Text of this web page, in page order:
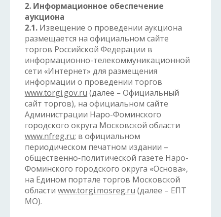
2. Информационное обеспечение
аукциона
2.1. Извещение о проведении аукциона
размещается на официальном сайте
торгов Российской Федерации в
информационно-телекоммуникационной
сети «Интернет» для размещения
информации о проведении торгов
www.torgi.gov.ru (далее – Официальный
сайт торгов), на официальном сайте
Администрации Наро-Фоминского
городского округа Московской области
www.nfreg.ru; в официальном
периодическом печатном издании –
общественно-политической газете Наро-
Фоминского городского округа «Основа»,
на Едином портале торгов Московской
области www.torgi.mosreg.ru (далее – ЕПТ
МО).